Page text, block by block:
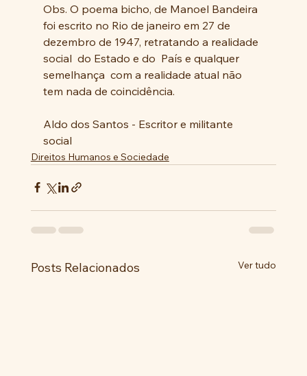
Obs. O poema bicho, de Manoel Bandeira
foi escrito no Rio de janeiro em 27 de
dezembro de 1947, retratando a realidade
social  do Estado e do  País e qualquer
semelhança  com a realidade atual não
tem nada de coincidência.
Aldo dos Santos - Escritor e militante
social
Direitos Humanos e Sociedade
Posts Relacionados Ver tudo